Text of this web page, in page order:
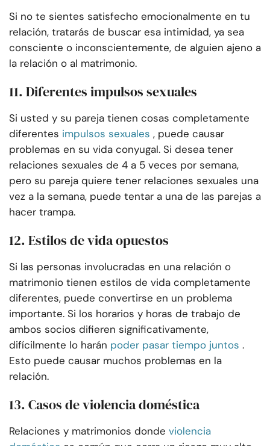
Si no te sientes satisfecho emocionalmente en tu
relación, tratarás de buscar esa intimidad, ya sea
consciente o inconscientemente, de alguien ajeno a
la relación o al matrimonio.
11. Diferentes impulsos sexuales
Si usted y su pareja tienen cosas completamente
diferentes impulsos sexuales , puede causar
problemas en su vida conyugal. Si desea tener
relaciones sexuales de 4 a 5 veces por semana,
pero su pareja quiere tener relaciones sexuales una
vez a la semana, puede tentar a una de las parejas a
hacer trampa.
12. Estilos de vida opuestos
Si las personas involucradas en una relación o
matrimonio tienen estilos de vida completamente
diferentes, puede convertirse en un problema
importante. Si los horarios y horas de trabajo de
ambos socios difieren significativamente,
difícilmente lo harán poder pasar tiempo juntos .
Esto puede causar muchos problemas en la
relación.
13. Casos de violencia doméstica
Relaciones y matrimonios donde violencia